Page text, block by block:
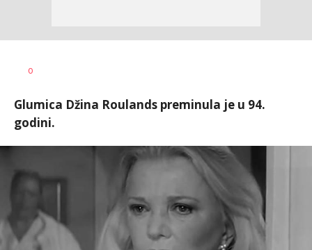
0
Glumica Džina Roulands preminula je u 94.
godini.